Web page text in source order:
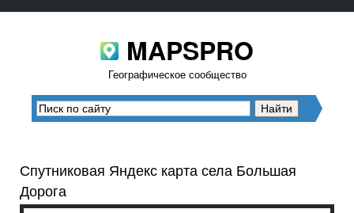
MAPSPRO
Географическое сообщество
Спутниковая Яндекс карта села Большая
Дорога